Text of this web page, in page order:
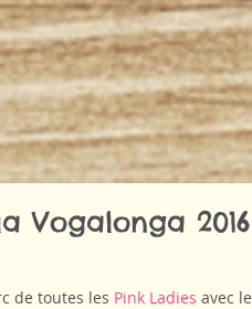
Vogalonga
de toutes les Pink Ladies avec